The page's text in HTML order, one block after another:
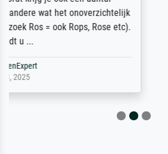
zugestellt wurde.